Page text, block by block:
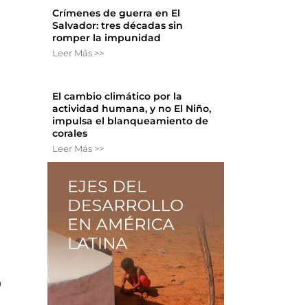
Crímenes de guerra en El
Salvador: tres décadas sin
romper la impunidad
Leer Más >>
El cambio climático por la
actividad humana, y no El Niño,
impulsa el blanqueamiento de
corales
Leer Más >>